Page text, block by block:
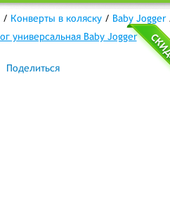
/ Конверты в коляску / Baby Jogger
Поделиться